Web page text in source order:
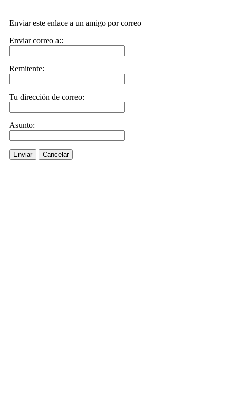
Enviar este enlace a un amigo por correo
Enviar correo a::
Remitente:
Tu dirección de correo:
Asunto:
Enviar Cancelar